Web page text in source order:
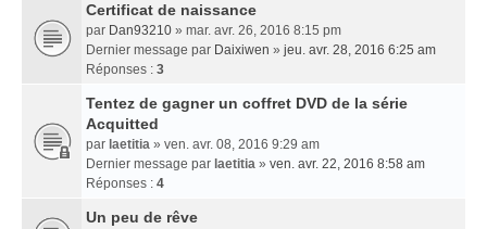
Certificat de naissance
par Dan93210 » mar. avr. 26, 2016 8:15 pm
Dernier message par Daixiwen » jeu. avr. 28, 2016 6:25 am
Réponses : 3
Tentez de gagner un coffret DVD de la série
Acquitted
par laetitia » ven. avr. 08, 2016 9:29 am
Dernier message par laetitia » ven. avr. 22, 2016 8:58 am
Réponses : 4
Un peu de rêve